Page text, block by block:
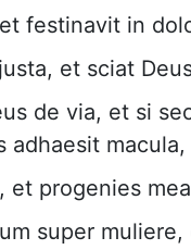
festinavit in
et sciat
de via, et si
adhaesit macula,
et progenies
super